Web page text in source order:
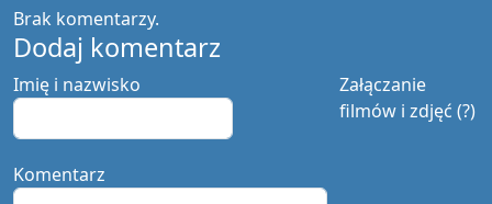
Brak komentarzy.
Dodaj komentarz
Załączanie
filmów i zdjęć (?)
Imię i nazwisko
Komentarz